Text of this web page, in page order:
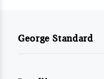
George Standard